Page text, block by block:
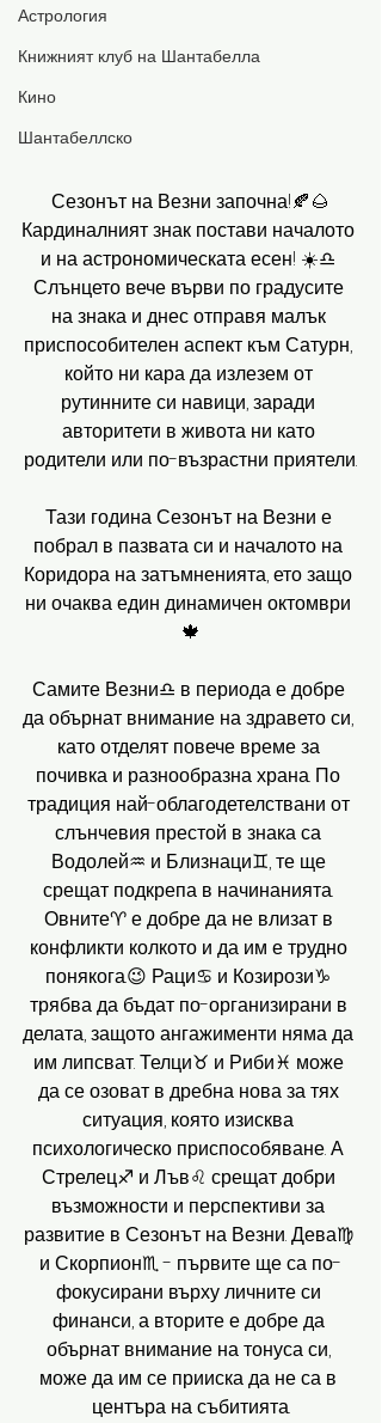
Астрология
Книжният клуб на Шантабелла
Кино
Шантабеллско
Сезонът на Везни започна!🍂🌰
Кардиналният знак постави началото
и на астрономическата есен! ☀️♎️
Слънцето вече върви по градусите
на знака и днес отправя малък
приспособителен аспект към Сатурн,
който ни кара да излезем от
рутинните си навици, заради
авторитети в живота ни като
родители или по-възрастни приятели.
Тази година Сезонът на Везни е
побрал в пазвата си и началото на
Коридора на затъмненията, ето защо
ни очаква един динамичен октомври
🍁
Самите Везни♎️ в периода е добре
да обърнат внимание на здравето си,
като отделят повече време за
почивка и разнообразна храна. По
традиция най-облагодетелствани от
слънчевия престой в знака са
Водолей♒️ и Близнаци♊️, те ще
срещат подкрепа в начинанията.
Овните♈️ е добре да не влизат в
конфликти колкото и да им е трудно
понякога.😉 Раци♋️ и Козирози♑️
трябва да бъдат по-организирани в
делата, защото ангажименти няма да
им липсват. Телци♉️ и Риби♓️ може
да се озоват в дребна нова за тях
ситуация, която изисква
психологическо приспособяване. А
Стрелец♐️ и Лъв♌️ срещат добри
възможности и перспективи за
развитие в Сезонът на Везни. Дева♍️
и Скорпион♏️ - първите ще са по-
фокусирани върху личните си
финанси, а вторите е добре да
обърнат внимание на тонуса си,
може да им се прииска да не са в
центъра на събитията.